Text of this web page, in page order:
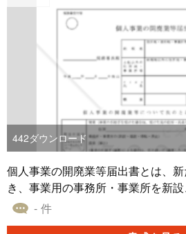
442ダウンロード
個人事業の開廃業等届出書とは、
き、事業用の事務所・事業所を新
たとき又は事業を廃止したときの届
- 件